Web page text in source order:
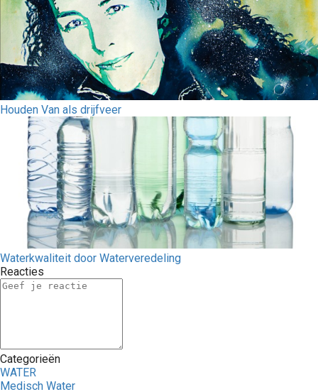
Houden Van als drijfveer
Waterkwaliteit door Waterveredeling
Reacties
Categorieën
WATER
Medisch Water